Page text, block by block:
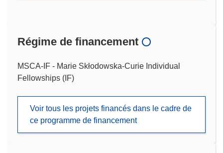
Régime de financement
MSCA-IF - Marie Skłodowska-Curie Individual
Fellowships (IF)
Voir tous les projets financés dans le cadre de
ce programme de financement